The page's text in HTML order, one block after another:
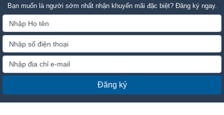
Bạn muốn là người sớm nhất nhận khuyến mãi đặc biệt? Đăng ký ngay.
Đăng ký